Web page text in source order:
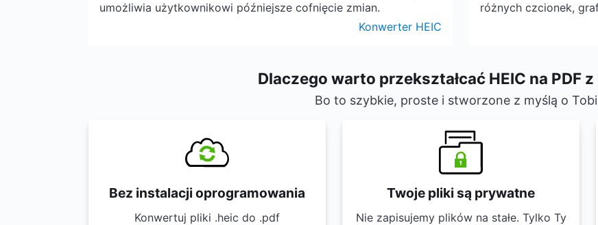
umożliwia użytkownikowi późniejsze cofnięcie zmian.
Konwerter HEIC
różnych czcionek,
Dlaczego warto przekształcać HEIC na PDF
Bo to szybkie, proste i stworzone z myślą o
Bez instalacji oprogramowania
Konwertuj pliki .heic do .pdf
Twoje pliki są prywatne
Nie zapisujemy plików na stałe. Tylko Ty